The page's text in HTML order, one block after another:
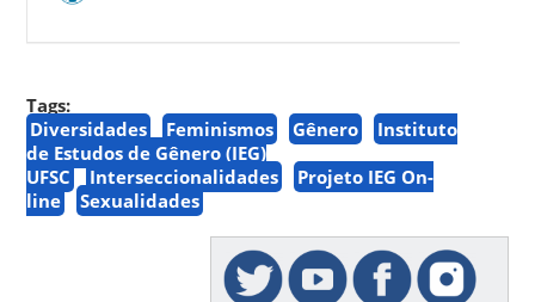
Tags:
Diversidades
Feminismos Gênero
Instituto
de Estudos de Gênero (IEG)
UFSC
Interseccionalidades
Projeto IEG On-
line
Sexualidades